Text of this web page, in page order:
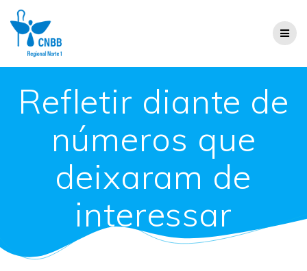
Refletir diante de
números que
deixaram de
interessar